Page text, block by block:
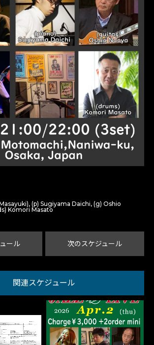
(p) Sugiyama Daichi, (g) Oshio
Komori Masato
ール 次のスケジュール
関連スケジュール